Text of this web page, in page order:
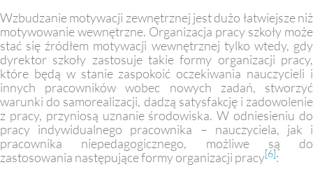
Wzbudzanie motywacji zewnętrznej jest dużo łatwiejsze niż
motywowanie wewnętrzne. Organizacja pracy szkoły może
stać się źródłem motywacji wewnętrznej tylko wtedy, gdy
dyrektor szkoły zastosuje takie formy organizacji pracy,
które będą w stanie zaspokoić oczekiwania nauczycieli i
innych pracowników wobec nowych zadań, stworzyć
warunki do samorealizacji, dadzą satysfakcję i zadowolenie
z pracy, przyniosą uznanie środowiska. W odniesieniu do
pracy indywidualnego pracownika – nauczyciela, jak i
pracownika niepedagogicznego, możliwe są do
zastosowania następujące formy organizacji pracy[6]: